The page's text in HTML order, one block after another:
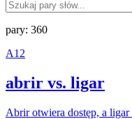
pary: 360
A1 2
abrir vs. ligar
Abrir otwiera dostęp, a ligar